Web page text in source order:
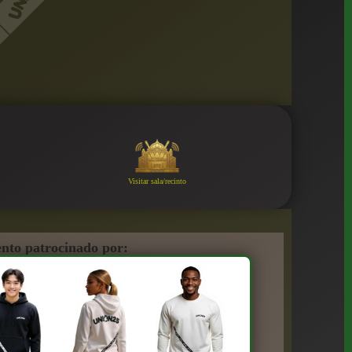
Visitar sala/recinto
patrocinado por: